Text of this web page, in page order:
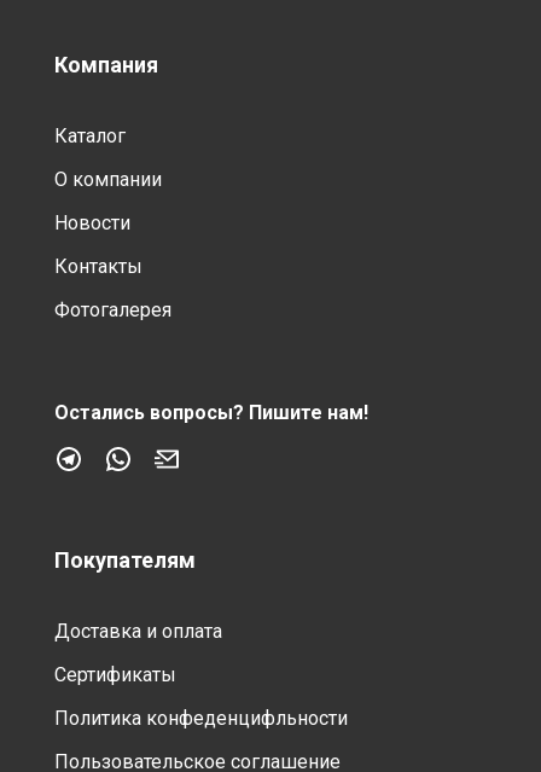
Компания
Каталог
О компании
Новости
Контакты
Фотогалерея
Остались вопросы? Пишите нам!
Покупателям
Доставка и оплата
Сертификаты
Политика конфеденцифльности
Пользовательское соглашение